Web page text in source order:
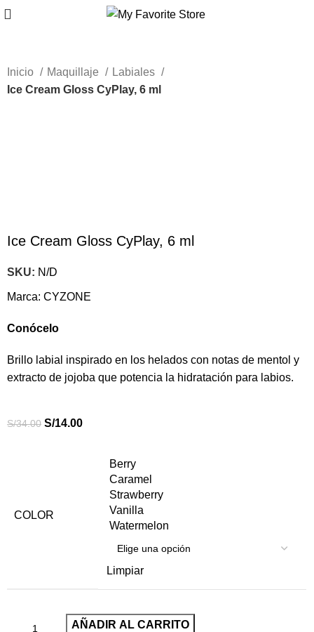
Inicio Maquillaje
Labiales
Ice Cream Gloss CyPlay, 6 ml
Ice Cream Gloss CyPlay, 6 ml
SKU: N/D
Marca:CYZONE
Conócelo
Brillo labial inspirado en los helados con notas de mentol y
extracto de jojoba que potencia la hidratación para labios.
S/34.00 S/14.00
COLOR
Berry
Caramel
Strawberry
Vanilla
Watermelon
Limpiar
AÑADIR AL CARRITO